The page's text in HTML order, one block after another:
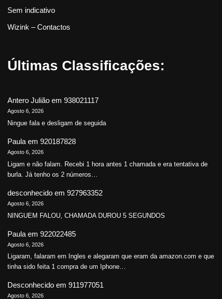
Sem indicativo
Wizink – Contactos
Últimas Classificações:
Antero Julião em 938021117
Agosto 6, 2026
Ningue fala e desligam de seguida
Paula em 920187828
Agosto 6, 2026
Ligam e não falam. Recebi 1 hora antes 1 chamada e era tentativa de
burla. Já tenho os 2 números…
desconhecido em 927963352
Agosto 6, 2026
NINGUEM FALOU, CHAMADA DUROU 5 SEGUNDOS
Paula em 922022485
Agosto 6, 2026
Ligaram, falaram em Ingles e alegaram que eram da amazon.com e que
tinha sido feita 1 compra de um Iphone…
Desconhecido em 911977051
Agosto 6, 2026